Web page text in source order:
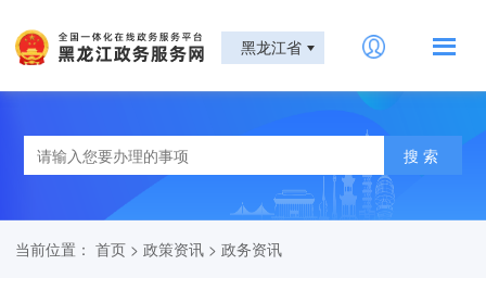
黑龙江省
当前位置：首页 >政策资讯 >政务资讯